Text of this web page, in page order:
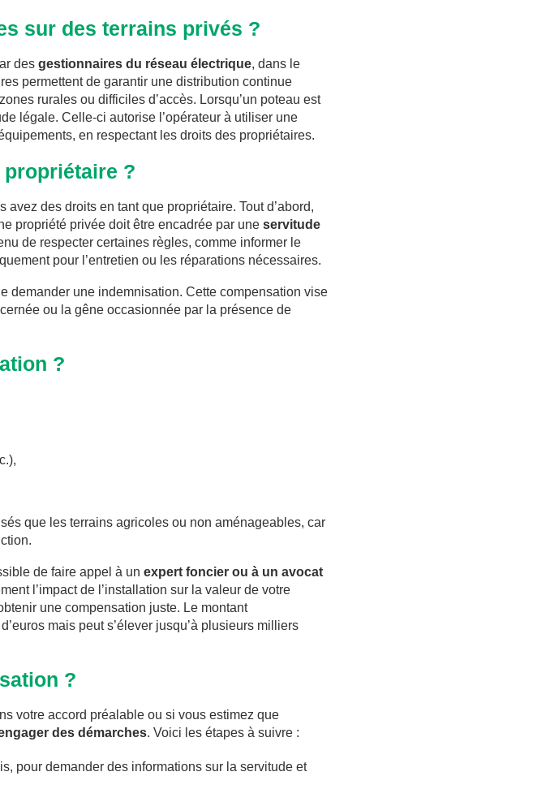
sur des terrains privés ?
des gestionnaires du réseau électrique, dans le
permettent de garantir une distribution continue
rurales ou difficiles d’accès. Lorsqu’un poteau est
légale. Celle-ci autorise l’opérateur à utiliser une
en respectant les droits des propriétaires.
?
des droits en tant que propriétaire. Tout d’abord,
propriété privée doit être encadrée par une servitude
de respecter certaines règles, comme informer le
pour l’entretien ou les réparations nécessaires.
demander une indemnisation. Cette compensation vise
ou la gêne occasionnée par la présence de
?
que les terrains agricoles ou non aménageables, car
de faire appel à un expert foncier ou à un avocat
l’impact de l’installation sur la valeur de votre
une compensation juste. Le montant
mais peut s’élever jusqu’à plusieurs milliers
?
votre accord préalable ou si vous estimez que
des démarches. Voici les étapes à suivre :
pour demander des informations sur la servitude et